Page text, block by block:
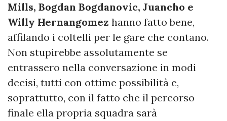
Mills, Bogdan Bogdanovic, Juancho e
Willy Hernangomez hanno fatto bene,
affilando i coltelli per le gare che contano.
Non stupirebbe assolutamente se
entrassero nella conversazione in modi
decisi, tutti con ottime possibilità e,
soprattutto, con il fatto che il percorso
finale ella propria squadra sarà